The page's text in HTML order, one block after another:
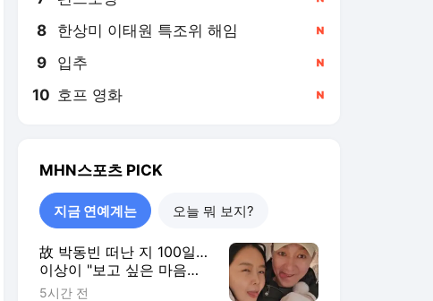
8 한상미 이태원 특조위 해임
9 입추
10 호프 영화
MHN스포츠 PICK
지금 연예계는 오늘 뭐 보지?
故 박동빈 떠난 지 100일…
이상이 "보고 싶은 마음은
그대로" [MHN:피드]
5시간 전